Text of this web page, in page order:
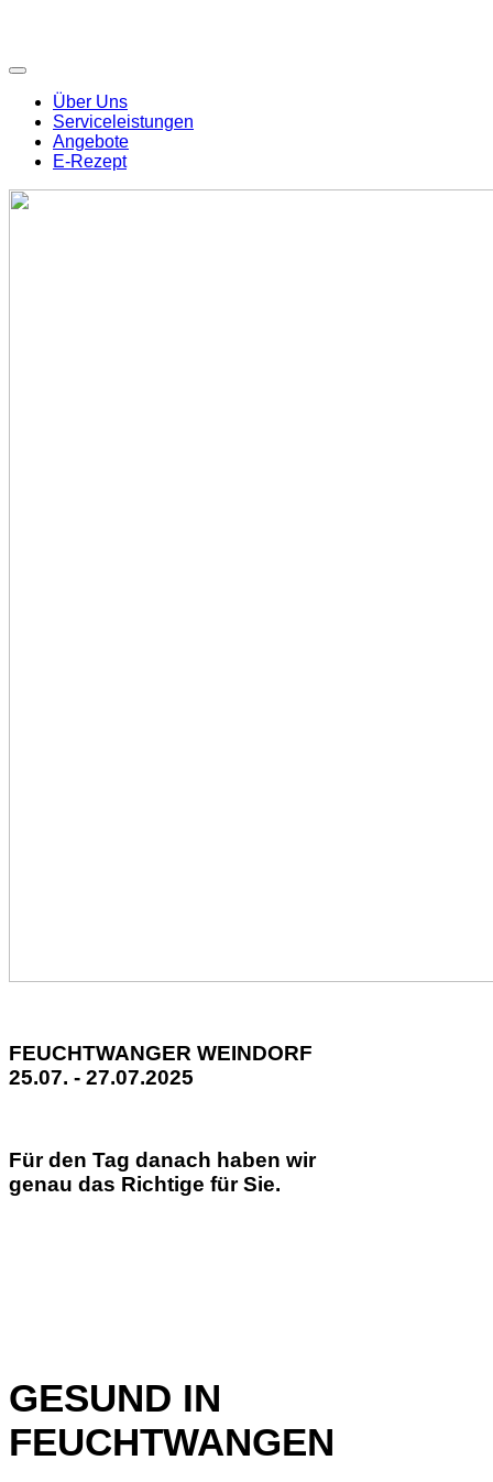
Über Uns
Serviceleistungen
Angebote
E-Rezept
FEUCHTWANGER WEINDORF
25.07. - 27.07.2025
Für den Tag danach haben wir
genau das Richtige für Sie.
GESUND IN
FEUCHTWANGEN